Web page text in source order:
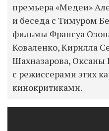
премьера «Медеи»
и беседа с Тимуром
фильмы Франсуа
Коваленко, Кирилла
Шахназарова, Оксаны
с режиссерами этих
кинокритиками.